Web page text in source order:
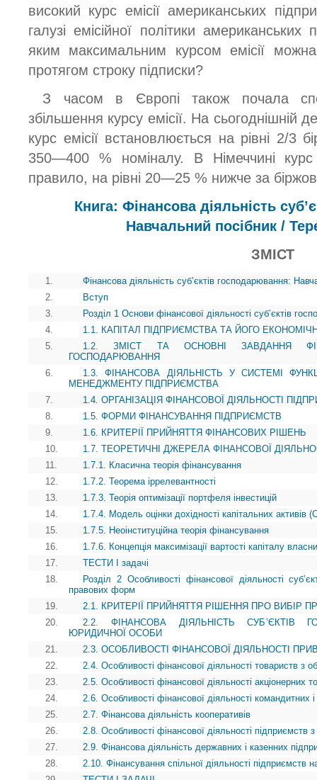
високий курс емісії американських
галузі емісійної політики
яким максимальним курсом емісії
протягом строку підписки?
З часом в Європі також почала
збільшення курсу емісії. На сьогоднішній
курс емісії встановлюється на рівні 2/3
350—400 % номіналу. В Німеччині курс
правило, на рівні 20—25 % нижче за
Книга: Фінансова діяльність
Навчальний посібник /
ЗМІСТ
1.
Фінансова діяльність суб’єктів господарювання:
2.
Вступ
3.
Розділ 1 Основи фінансової діяльності суб’єктів
4.
1.1. КАПІТАЛ ПІДПРИЄМСТВА ТА ЙОГО
5.
1.2. ЗМІСТ ТА ОСНОВНІ ЗАВДАННЯ
ГОСПОДАРЮВАННЯ
6.
1.3. ФІНАНСОВА ДІЯЛЬНІСТЬ У СИСТЕМІ
МЕНЕДЖМЕНТУ ПІДПРИЄМСТВА
7.
1.4. ОРГАНІЗАЦІЯ ФІНАНСОВОЇ ДІЯЛЬНОСТІ
8.
1.5. ФОРМИ ФІНАНСУВАННЯ ПІДПРИЄМСТВ
9.
1.6. КРИТЕРІЇ ПРИЙНЯТТЯ ФІНАНСОВИХ РІШЕНЬ
10.
1.7. ТЕОРЕТИЧНІ ДЖЕРЕЛА ФІНАНСОВОЇ
11.
1.7.1. Класична теорія фінансування
12.
1.7.2. Теорема іррелевантності
13.
1.7.3. Теорія оптимізації портфеля інвестицій
14.
1.7.4. Модель оцінки дохідності капітальних активів
15.
1.7.5. Неоінституційна теорія фінансування
16.
1.7.6. Концепція максимізації вартості капіталу
17.
ТЕСТИ І задачі
18.
Розділ 2 Особливості фінансової діяльності
правових форм
19.
2.1. КРИТЕРІЇ ПРИЙНЯТТЯ РІШЕННЯ ПРО ВИБІР
20.
2.2. ФІНАНСОВА ДІЯЛЬНІСТЬ СУБ’ЄКТІВ
ЮРИДИЧНОЇ ОСОБИ
21.
2.3. ОСОБЛИВОСТІ ФІНАНСОВОЇ ДІЯЛЬНОСТІ
22.
2.4. Особливості фінансової діяльності товариств з
23.
2.5. Особливості фінансової діяльності акціонерних
24.
2.6. Особливості фінансової діяльності командитних
25.
2.7. Фінансова діяльність кооперативів
26.
2.8. Особливості фінансової діяльності підприємств
27.
2.9. Фінансова діяльність державних і казенних
28.
2.10. Фінансування спільної діяльності підприємств